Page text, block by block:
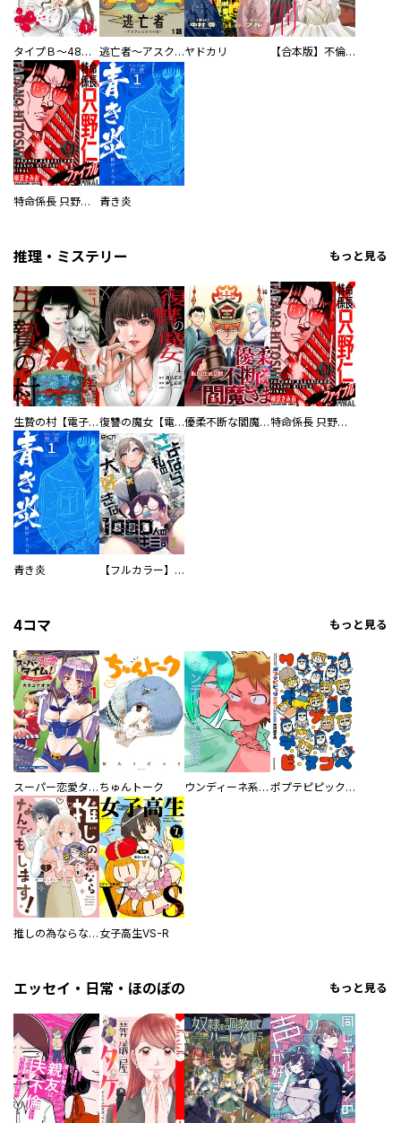
タイプＢ～48時間後、致死率100％～【単話】 逃亡者～アスクレピオスの杖～ヤドカリ 【合本版】不倫処刑
特命係長 只野仁ファイナル 愛蔵版 青き炎
推理・ミステリー もっと見る
生贄の村【電子単行本版】 復讐の魔女【電子単行本版】 優柔不断な閻魔さま 特命係長 只野仁ファイナル 愛蔵版
青き炎 【フルカラー】さよなら、私の大好きな１０００人のキミ。
4コマ もっと見る
スーパー恋愛タイム！～現場でドＳな彼女は自宅でデレる～ ちゅんトーク ウンディーネ系彼氏 ポプテピピック SEASON EIGHT
推しの為ならなんでもします！ 女子高生VS-R
エッセイ・日常・ほのぼの もっと見る